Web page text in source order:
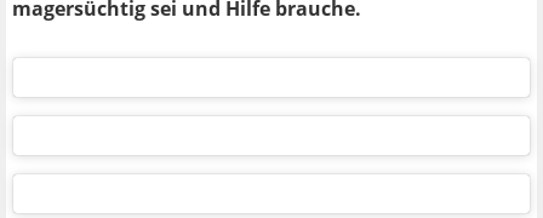
magersüchtig sei und Hilfe brauche.